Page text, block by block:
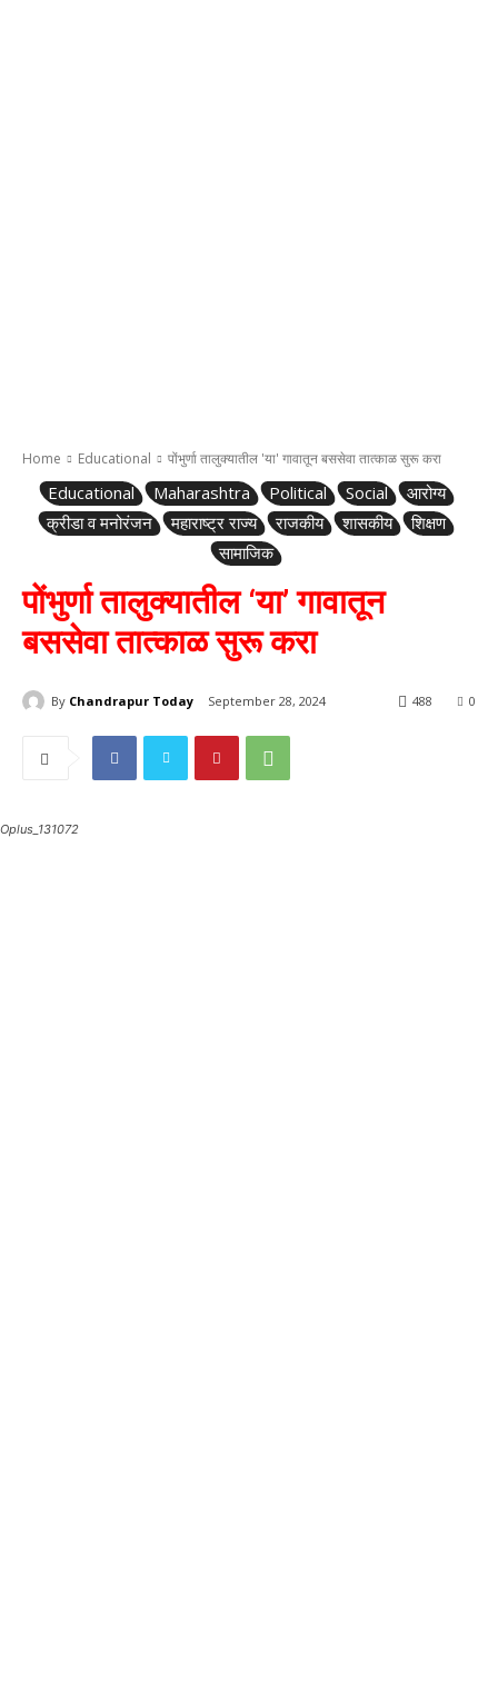
Home Educational पोंभुर्णा तालुक्यातील 'या' गावातून बससेवा तात्काळ सुरू करा
Educational Maharashtra Political Social
आरोग्य
क्रीडा व मनोरंजन
महाराष्ट्र राज्य राजकीय शासकीय
शिक्षण
सामाजिक
पोंभुर्णा तालुक्यातील ‘या’ गावातून
बससेवा तात्काळ सुरू करा
By Chandrapur Today September 28, 2024 0
488
Oplus_131072